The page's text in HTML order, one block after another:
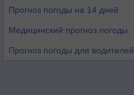
Прогноз погоды на 14 дней
Медицинский прогноз погоды
Прогноз погоды для водителей